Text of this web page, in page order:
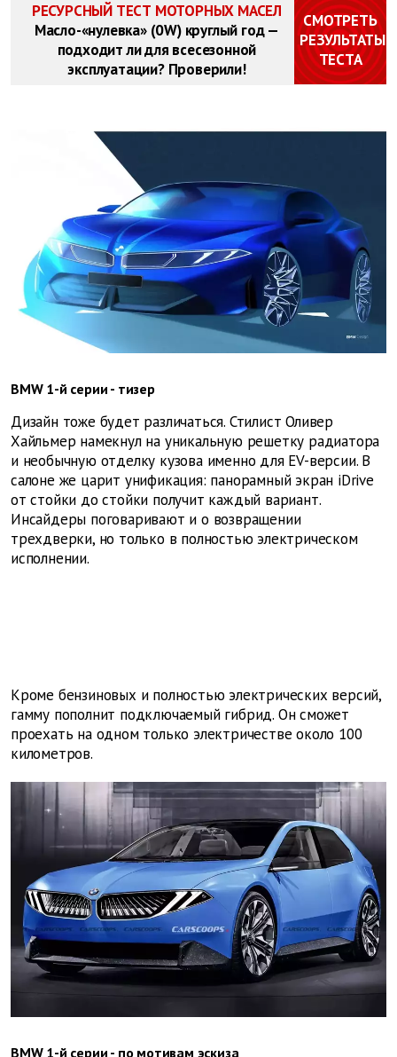
РЕСУРСНЫЙ ТЕСТ МОТОРНЫХ МАСЕЛ
Масло-«нулевка» (0W) круглый год —
подходит ли для всесезонной
эксплуатации? Проверили!
СМОТРЕТЬ
РЕЗУЛЬТАТЫ
ТЕСТА
BMW 1-й серии - тизер
Дизайн тоже будет различаться. Стилист Оливер
Хайльмер намекнул на уникальную решетку радиатора
и необычную отделку кузова именно для EV-версии. В
салоне же царит унификация: панорамный экран iDrive
от стойки до стойки получит каждый вариант.
Инсайдеры поговаривают и о возвращении
трехдверки, но только в полностью электрическом
исполнении.
Кроме бензиновых и полностью электрических версий,
гамму пополнит подключаемый гибрид. Он сможет
проехать на одном только электричестве около 100
километров.
BMW 1-й серии - по мотивам эскиза